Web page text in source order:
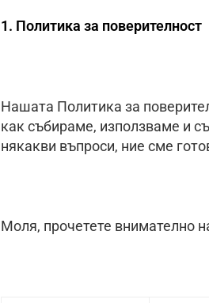
1. Политика за поверителност
Нашата Политика за
как събираме, използваме и
някакви въпроси, ние сме
Моля, прочетете внимателно